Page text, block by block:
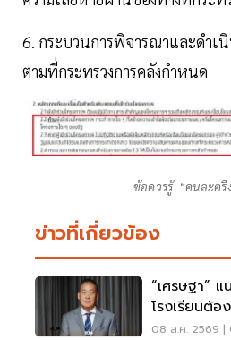
6. กระบวนการพิจารณาและดำเ
ตามที่กระทรวงการคลังกำหนด
ข้อควรรู้ “คนละครึ่
ข่าวที่เกี่ยวข้อง
“เศรษฐา”
โรงเรียนต้
ต้องรับฟัง
08 ส.ค. 2569 |